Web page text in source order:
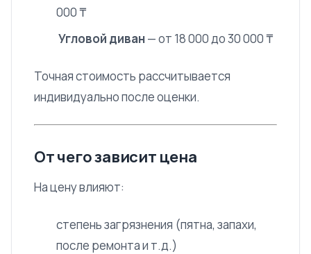
000 ₸
Угловой диван— от 18 000 до 30 000 ₸
Точная стоимость рассчитывается
индивидуально после оценки.
От чего зависит цена
На цену влияют:
степень загрязнения (пятна, запахи,
после ремонта и т.д.)